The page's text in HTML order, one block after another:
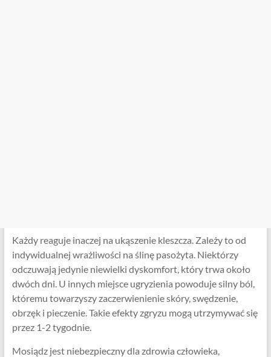
Każdy reaguje inaczej na ukąszenie kleszcza. Zależy to od
indywidualnej wrażliwości na ślinę pasożyta. Niektórzy
odczuwają jedynie niewielki dyskomfort, który trwa około
dwóch dni. U innych miejsce ugryzienia powoduje silny ból,
któremu towarzyszy zaczerwienienie skóry, swędzenie,
obrzęk i pieczenie. Takie efekty zgryzu mogą utrzymywać się
przez 1-2 tygodnie.
Mosiądz jest niebezpieczny dla zdrowia człowieka,